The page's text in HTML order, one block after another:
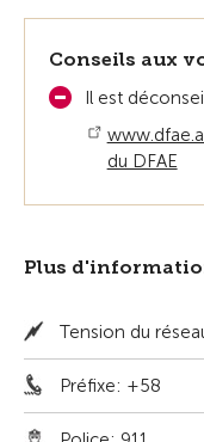
Conseils aux
Il est
du DFAE
Plus
Tension du
Préfixe: +58